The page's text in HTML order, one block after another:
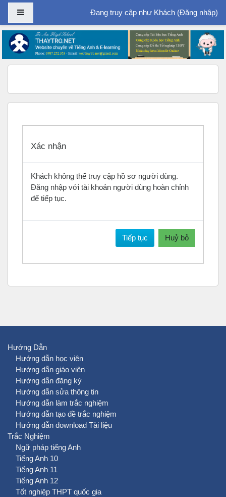
Chuyển tới nội dung chính
Bảng điều khiển cạnhĐang truy cập như Khách (Đăng nhập)
Xác nhận
Khách không thể truy cập hồ sơ người dùng.
Đăng nhập với tài khoản người dùng hoàn chỉnh
để tiếp tục.
Tiếp tục Huỷ bỏ
Hướng Dẫn
Hướng dẫn học viên
Hướng dẫn giáo viên
Hướng dẫn đăng ký
Hướng dẫn sửa thông tin
Hướng dẫn làm trắc nghiệm
Hướng dẫn tạo đề trắc nghiệm
Hướng dẫn download Tài liệu
Trắc Nghiệm
Ngữ pháp tiếng Anh
Tiếng Anh 10
Tiếng Anh 11
Tiếng Anh 12
Tốt nghiệp THPT quốc gia